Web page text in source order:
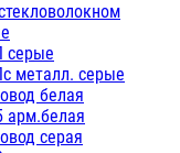
серые
металл. серые
белая
арм.белая
серая